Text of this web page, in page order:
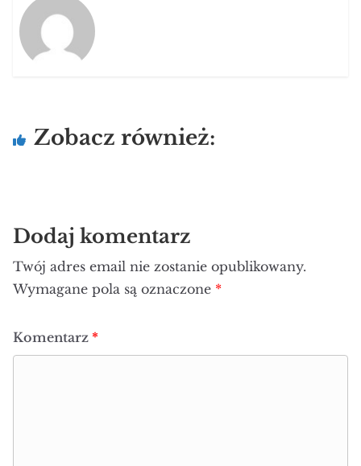
Zobacz również:
Dodaj komentarz
Twój adres email nie zostanie opublikowany.
Wymagane pola są oznaczone *
Komentarz *